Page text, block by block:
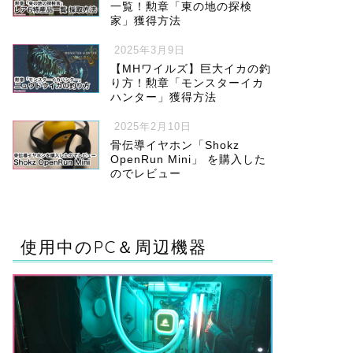
一覧！勲章「東の地の探検
家」獲得方法
2025年3月9日
【MHワイルズ】巨大イカの釣
り方！勲章「モンスターイカ
ハンター」獲得方法
2025年2月10日
骨伝導イヤホン「Shokz
OpenRun Mini」 を購入した
のでレビュー
使用中のPC＆周辺機器